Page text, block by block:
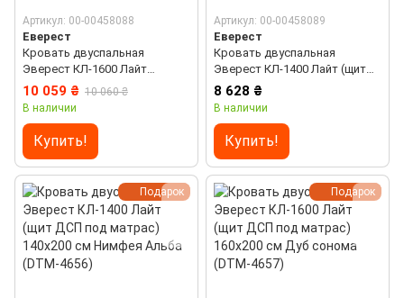
Артикул: 00-00458088
Еверест
Кровать двуспальная
Эверест КЛ-1600 Лайт
(ламельный каркас) 160х200
см Нимфея Альба (DTM-4654)
10 059 ₴ 10 060 ₴
В наличии
Купить!
Артикул: 00-00458089
Еверест
Кровать двуспальная
Эверест КЛ-1400 Лайт (щит
ДСП под матрас) 140х200 см
Дуб сонома (DTM-4655)
8 628 ₴
В наличии
Купить!
Подарок Подарок